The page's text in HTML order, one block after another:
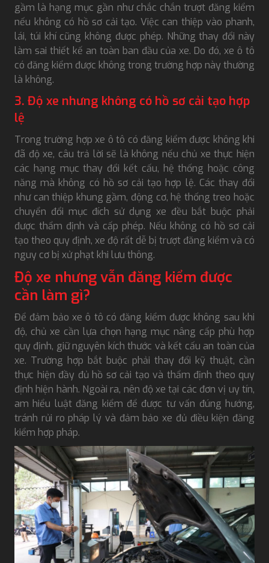
gầm là hạng mục gần như chắc chắn trượt đăng kiểm
nếu không có hồ sơ cải tạo. Việc can thiệp vào phanh,
lái, túi khí cũng không được phép. Những thay đổi này
làm sai thiết kế an toàn ban đầu của xe. Do đó, xe ô tô
có đăng kiểm được không trong trường hợp này thường
là không.
3. Độ xe nhưng không có hồ sơ cải tạo hợp
lệ
Trong trường hợp xe ô tô có đăng kiểm được không khi
đã độ xe, câu trả lời sẽ là không nếu chủ xe thực hiện
các hạng mục thay đổi kết cấu, hệ thống hoặc công
năng mà không có hồ sơ cải tạo hợp lệ. Các thay đổi
như can thiệp khung gầm, động cơ, hệ thống treo hoặc
chuyển đổi mục đích sử dụng xe đều bắt buộc phải
được thẩm định và cấp phép. Nếu không có hồ sơ cải
tạo theo quy định, xe độ rất dễ bị trượt đăng kiểm và có
nguy cơ bị xử phạt khi lưu thông.
Độ xe nhưng vẫn đăng kiểm được
cần làm gì?
Để đảm bảo xe ô tô có đăng kiểm được không sau khi
độ, chủ xe cần lựa chọn hạng mục nâng cấp phù hợp
quy định, giữ nguyên kích thước và kết cấu an toàn của
xe. Trường hợp bắt buộc phải thay đổi kỹ thuật, cần
thực hiện đầy đủ hồ sơ cải tạo và thẩm định theo quy
định hiện hành. Ngoài ra, nên độ xe tại các đơn vị uy tín,
am hiểu luật đăng kiểm để được tư vấn đúng hướng,
tránh rủi ro pháp lý và đảm bảo xe đủ điều kiện đăng
kiểm hợp pháp.